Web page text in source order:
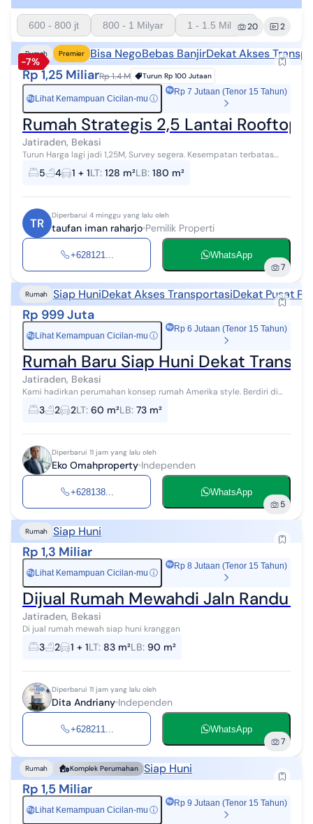
600 - 800 jt 800 - 1 Milyar 1 - 1.5 Milyar20 2
-7%
Rumah Premier Bisa NegoBebas BanjirDekat Akses
Rp 1,25 MiliarRp 1.4 M Turun Rp 100 Jutaan
Rp Lihat Kemampuan Cicilan-mu ⓘ
Rp 7 Jutaan (Tenor 15 Tahun)
Rumah Strategis 2,5 Lantai Rooftop
Jatiraden, Bekasi
Turun Harga lagi jadi 1,25M, Survey segera. Kesempatan terbatas
buat Anda dapatkan rumah nyaman dengan return investasi tinggi
di Kranggan cibubur,...
5 4 1 + 1LT: 128 m²LB: 180 m²
TR
Diperbarui 4 minggu yang lalu oleh
taufan iman raharjo Pemilik Properti
+628121... WhatsApp
7
Rumah Siap HuniDekat Akses TransportasiDekat Pusat
Rp 999 Juta
Rp Lihat Kemampuan Cicilan-mu ⓘ
Rp 6 Jutaan (Tenor 15 Tahun)
Rumah Baru Siap Huni Dekat
Jatiraden, Bekasi
Kami hadirkan perumahan konsep rumah Amerika style. Berdiri di
lahan seluas 2000 m². Dengan 3 bedroom di lengkapi 3 kamar
mandi serta carport 2 mo...
3 2 2LT: 60 m²LB: 73 m²
Diperbarui 11 jam yang lalu oleh
Eko Omahproperty Independen
+628138... WhatsApp
5
Rumah Siap Huni
Rp 1,3 Miliar
Rp Lihat Kemampuan Cicilan-mu ⓘ
Rp 8 Jutaan (Tenor 15 Tahun)
Dijual Rumah Mewahdi Jaln Randu
Jatiraden, Bekasi
Di jual rumah mewah siap huni kranggan
3 2 1 + 1LT: 83 m²LB: 90 m²
Diperbarui 11 jam yang lalu oleh
Dita Andriany Independen
+628211... WhatsApp
7
Rumah Komplek Perumahan Siap Huni
Rp 1,5 Miliar
Rp Lihat Kemampuan Cicilan-mu ⓘ
Rp 9 Jutaan (Tenor 15 Tahun)